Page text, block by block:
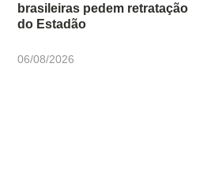
brasileiras pedem retratação
do Estadão
06/08/2026